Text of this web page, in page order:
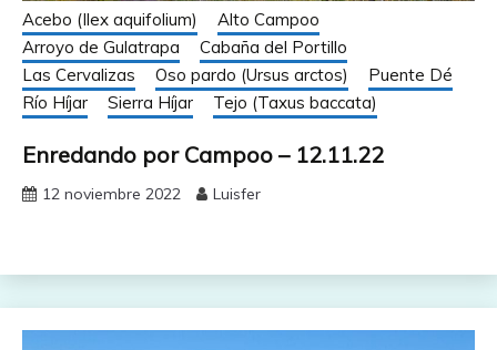
Acebo (Ilex aquifolium)
Alto Campoo
Arroyo de Gulatrapa
Cabaña del Portillo
Las Cervalizas
Oso pardo (Ursus arctos)
Puente Dé
Río Híjar
Sierra Híjar Tejo (Taxus baccata)
Enredando por Campoo – 12.11.22
12 noviembre 2022 Luisfer